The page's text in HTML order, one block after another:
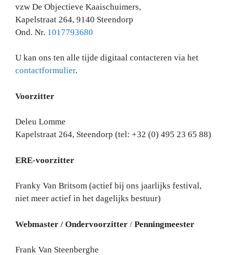
vzw De Objectieve Kaaischuimers,
Kapelstraat 264, 9140 Steendorp
Ond. Nr. 1017793680
U kan ons ten alle tijde digitaal contacteren via het
contactformulier.
Voorzitter
Deleu Lomme
Kapelstraat 264, Steendorp (tel: +32 (0) 495 23 65 88)
ERE-voorzitter
Franky Van Britsom (actief bij ons jaarlijks festival,
niet meer actief in het dagelijks bestuur)
Webmaster / Ondervoorzitter / Penningmeester
Frank Van Steenberghe